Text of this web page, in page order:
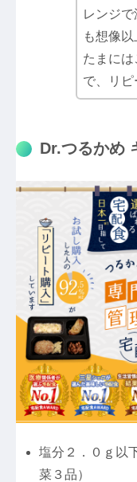
レンジ
も想像
たまに
で、リピ
Dr.つるかめ
塩分２．０ｇ以
菜３品）